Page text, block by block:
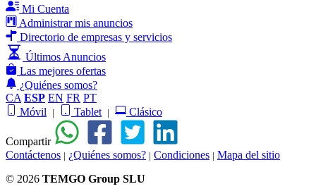
Mi Cuenta
Administrar mis anuncios
Directorio de empresas y servicios
Últimos Anuncios
Las mejores ofertas
¿Quiénes somos?
CA ESP EN FR PT
Móvil | Tablet | Clásico
Compartir
Contáctenos | ¿Quiénes somos? | Condiciones | Mapa del sitio
© 2026 TEMGO Group SLU